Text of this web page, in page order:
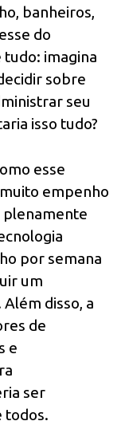
banheiros,
do
imagina
sobre
seu
isso tudo?
esse
empenho
plenamente
por semana
um
disso, a
de
e
ser
todos.